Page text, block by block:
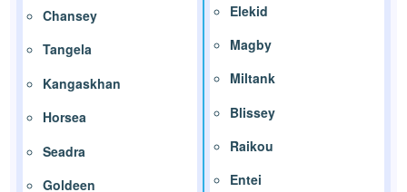
Chansey
Tangela
Kangaskhan
Horsea
Seadra
Goldeen
Elekid
Magby
Miltank
Blissey
Raikou
Entei